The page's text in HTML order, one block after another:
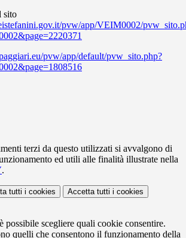
sito
pvw/app/VEIM0002/
pvw/app/default/pvw_sito.php?
terzi da questo utilizzati si avvalgono di
ed utili alle finalità illustrate nella
.
tutti i cookies Accetta tutti i cookies
possibile scegliere quali cookie consentire.
quelli che consentono il funzionamento della